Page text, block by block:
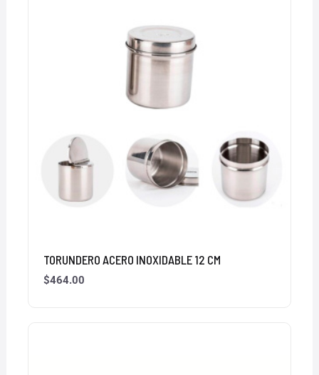
TORUNDERO ACERO INOXIDABLE 12 CM
$464.00